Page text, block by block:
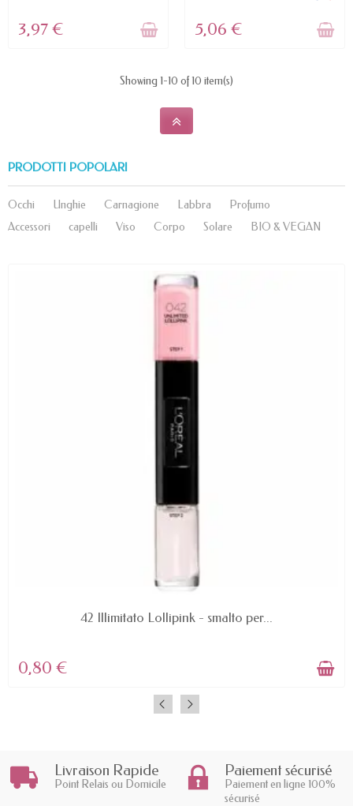
3,97 € 5,06 €
Showing 1-10 of 10 item(s)
PRODOTTI POPOLARI
Occhi Unghie Carnagione Labbra
Profumo
Accessori
capelli Viso Corpo Solare BIO & VEGAN
42 Illimitato Lollipink - smalto per...
0,80 €
Livraison Rapide
Point Relais ou Domicile
Paiement sécurisé
Paiement en ligne 100%
sécurisé